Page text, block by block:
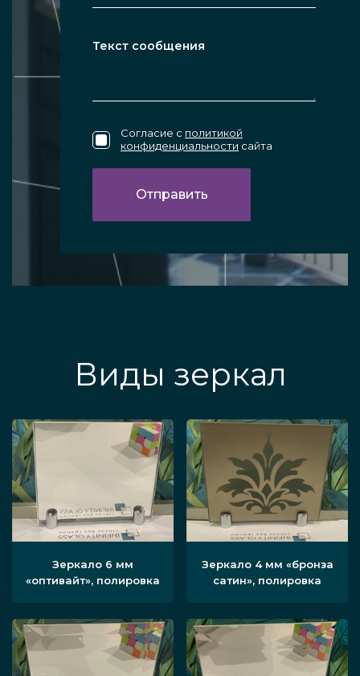
Согласие с политикой
конфиденциальности сайта
Виды зеркал
Зеркало 6 мм
«оптивайт», полировка
Зеркало 4 мм «бронза
сатин», полировка